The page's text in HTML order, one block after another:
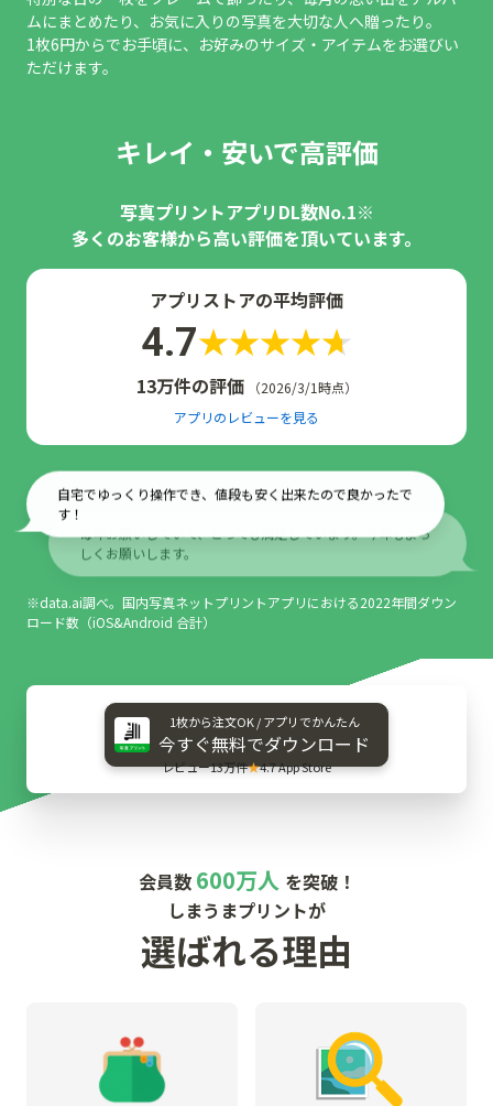
ムにまとめたり、お気に入りの写真を大切な人へ贈ったり。
1枚6円からでお手頃に、お好みのサイズ・アイテムをお選びい
ただけます。
キレイ・安いで高評価
写真プリントアプリDL数No.1※
多くのお客様から高い評価を頂いています。
アプリストアの平均評価
4.7
13万件の評価
（2026/3/1時点）
アプリのレビューを見る
綺麗で早い郵送で嬉しい、何より格安です。
毎年お願いしていて、とっても満足しています。今年もよろ
※data.ai調べ。国内写真ネットプリントアプリにおける2022年間ダウン
ロード数（iOS&Android 合計）
1枚から​注文OK / アプリで​かんたん
今すぐ​無料で​ダウンロード
レビュー13万件★4.7 App Store
会員数 600万人 を突破！
しまうまプリントが
選ばれる理由